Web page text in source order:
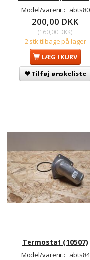
Model/varenr.: abts80
200,00 DKK
(160,00 DKK)
2 stk tilbage på lager
LÆG I KURV
Tilføj ønskeliste
Termostat (10507)
Model/varenr.: abts84